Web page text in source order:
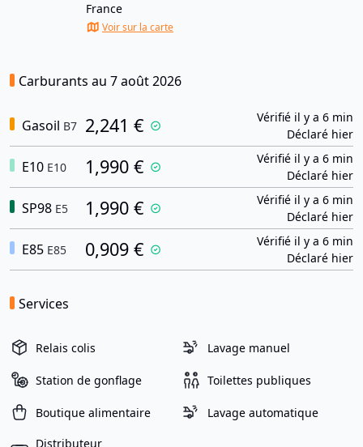
France
Voir sur la carte
Carburants au 7 août 2026
Gasoil B7 2,241 €
Vérifié il y a 6 min
Déclaré hier
E10 E10 1,990 €
Vérifié il y a 6 min
Déclaré hier
SP98 E5 1,990 €
Vérifié il y a 6 min
Déclaré hier
E85 E85 0,909 €
Vérifié il y a 6 min
Déclaré hier
Services
Relais colis Lavage manuel
Station de gonflage Toilettes publiques
Boutique alimentaire Lavage automatique
Distributeur